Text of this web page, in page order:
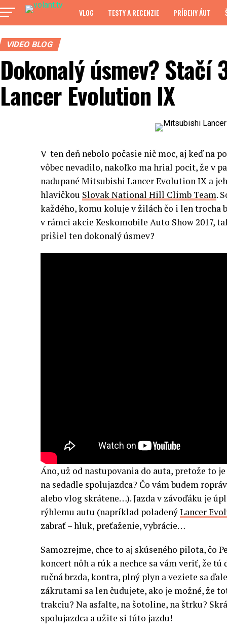
VLOG TESTY A RECENZIE PRÍBEHY ÁUT
VIDEO BLOG
Dokonalý úsmev?
Lancer Evolution IX
V ten deň nebolo počasie nič moc, aj keď na
vôbec nevadilo, nakoľko ma hrial pocit, že v
nadupané Mitsubishi Lancer Evolution IX a
hlavičkou Slovak National Hill Climb Team.
každého, komu koluje v žilách čo i len trocha
v rámci akcie Keskomobile Auto Show 2017,
prišiel ten dokonalý úsmev?
Áno, už od nastupovania do auta, pretože to
na sedadle spolujazdca? Čo vám budem
alebo vlog skrátene…). Jazda v závoďáku je
rýhlemu autu (napríklad poladenýLancer
zabrať – hluk, preťaženie, vybrácie…
Samozrejme, chce to aj skúseného pilota, čo
koncert nôh a rúk a nechce sa vám veriť, že
ručná brzda, kontra, plný plyn a veziete sa
zákrutami sa len čudujete, ako je možné, že
trakciu? Na asfalte, na šotoline, na štrku?
spolujazdca a užite si túto jazdu!